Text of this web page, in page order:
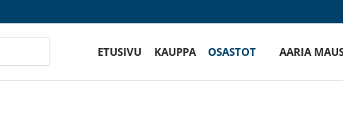
ETUSIVU KAUPPA OSASTOT AARIA